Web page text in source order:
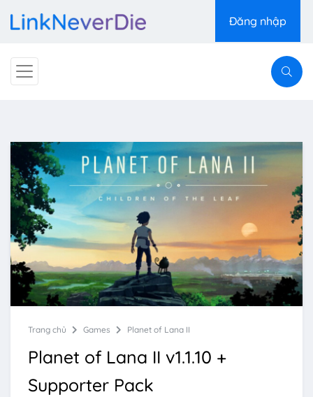
Đăng nhập
Trang chủ Games Planet of Lana II
Planet of Lana II v1.1.10 +
Supporter Pack